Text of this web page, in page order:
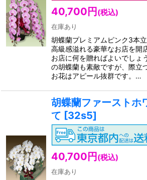
40,700 円 (税込)
在庫あり
胡蝶蘭プレミアムピンク3本
高級感溢れる豪華なお店を開
お店に何を贈ればよいでしょ
の胡蝶蘭も素敵ですが、際立
お花はアピール抜群です。…
胡蝶蘭ファーストホ
て [32s5]
40,700 円 (税込)
在庫あり